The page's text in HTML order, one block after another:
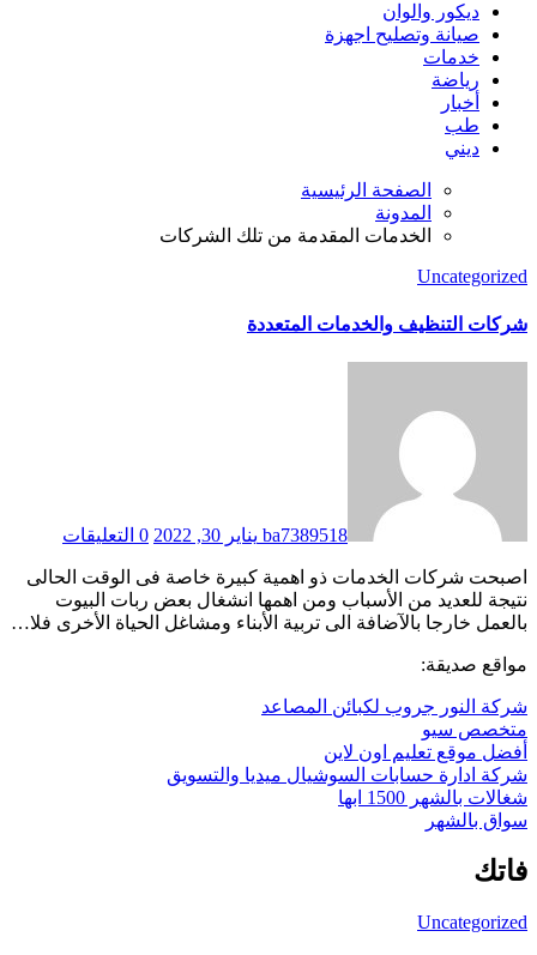
ديكور والوان
صيانة وتصليح اجهزة
خدمات
رياضة
أخبار
طب
ديني
الصفحة الرئيسية
المدونة
الخدمات المقدمة من تلك الشركات
Uncategorized
شركات التنظيف والخدمات المتعددة
ba7389518 يناير 30, 2022 0 التعليقات
نتيجة للعديد من الأسباب ومن اهمها انشغال بعض ربات البيوت
بالعمل خارجا بالآضافة الى تربية الأبناء ومشاغل الحياة الأخرى فلا…
مواقع صديقة:
شركة النور جروب لكبائن المصاعد
متخصص سيو
أفضل موقع تعليم اون لاين
شركة ادارة حسابات السوشيال ميديا والتسويق
شغالات بالشهر 1500 ابها
سواق بالشهر
فاتك
Uncategorized